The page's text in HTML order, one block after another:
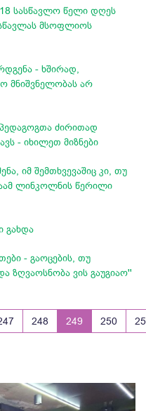
სასწავლო წელი დღეს
მსოფლიოს
- ხშირად,
მნიშვნელობას არ
ძირითად
- იხილეთ მიზნები
იმ შემთხვევაშიც კი, თუ
ლინკოლნის წერილი
გახდა
- გაოცების, თუ
ზღვაოსნობა ვის გაუგიაო''
248 249 250